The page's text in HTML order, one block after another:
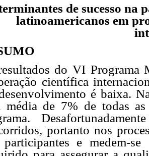
de sucesso na
latinoamericanos em
do VI Programa
científica
é baixa.
média de 7% de todas as
portanto nos
participantes e medem-